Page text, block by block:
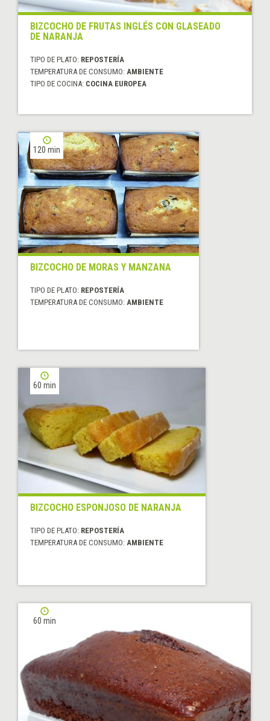
BIZCOCHO DE FRUTAS INGLÉS CON GLASEADO
DE NARANJA
TIPO DE PLATO: REPOSTERÍA
TEMPERATURA DE CONSUMO: AMBIENTE
TIPO DE COCINA: COCINA EUROPEA
120 min
BIZCOCHO DE MORAS Y MANZANA
TIPO DE PLATO: REPOSTERÍA
TEMPERATURA DE CONSUMO: AMBIENTE
60 min
BIZCOCHO ESPONJOSO DE NARANJA
TIPO DE PLATO: REPOSTERÍA
TEMPERATURA DE CONSUMO: AMBIENTE
60 min